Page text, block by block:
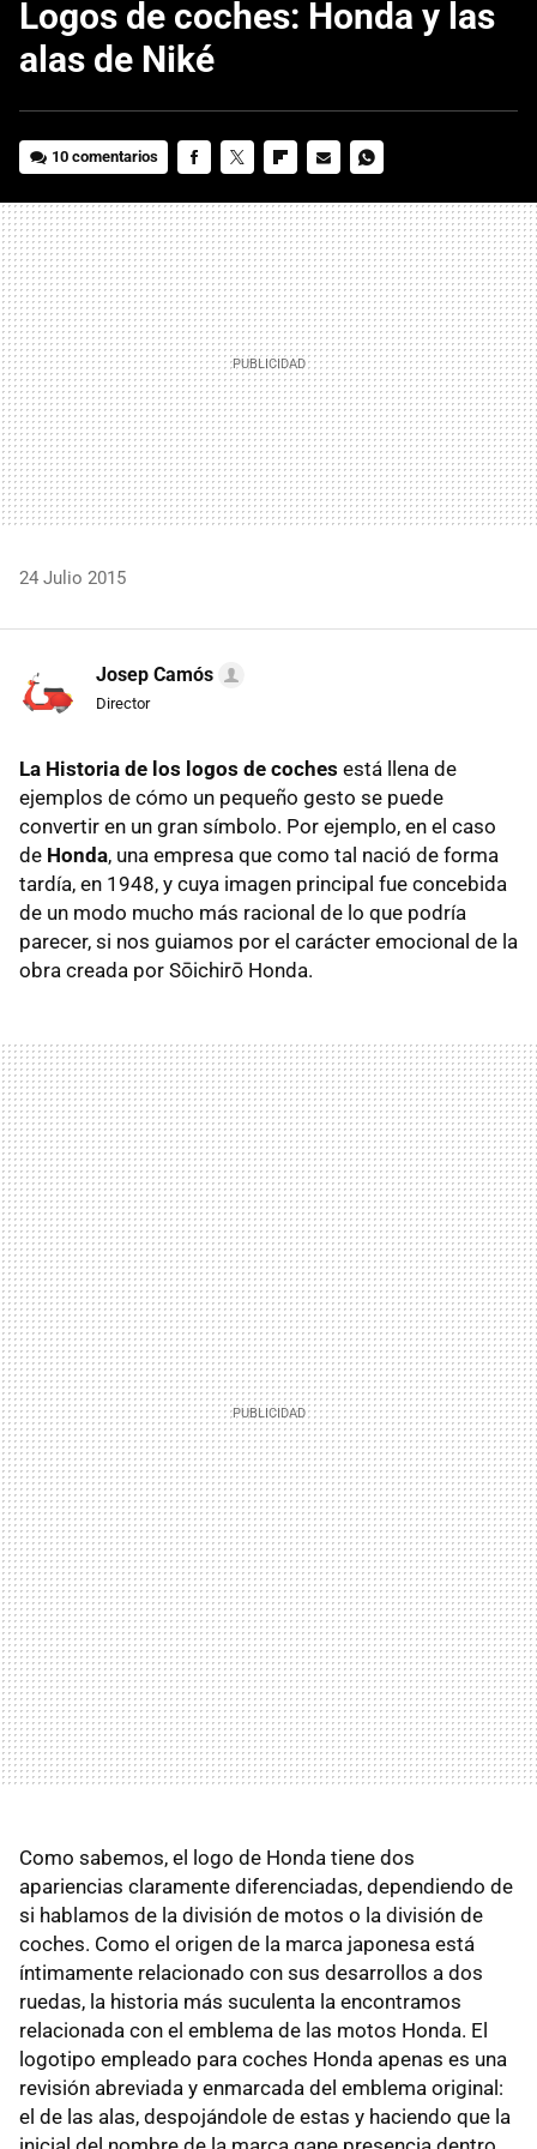
Logos de coches: Honda y las
alas de Niké
10 comentarios
MAIL
24 Julio 2015
Josep Camós
Director
La Historia de los logos de coches está llena de
ejemplos de cómo un pequeño gesto se puede
convertir en un gran símbolo. Por ejemplo, en el caso
de Honda, una empresa que como tal nació de forma
tardía, en 1948, y cuya imagen principal fue concebida
de un modo mucho más racional de lo que podría
parecer, si nos guiamos por el carácter emocional de la
obra creada por Sōichirō Honda.
Como sabemos, el logo de Honda tiene dos
apariencias claramente diferenciadas, dependiendo de
si hablamos de la división de motos o la división de
coches. Como el origen de la marca japonesa está
íntimamente relacionado con sus desarrollos a dos
ruedas, la historia más suculenta la encontramos
relacionada con el emblema de las motos Honda. El
logotipo empleado para coches Honda apenas es una
revisión abreviada y enmarcada del emblema original:
el de las alas, despojándole de estas y haciendo que la